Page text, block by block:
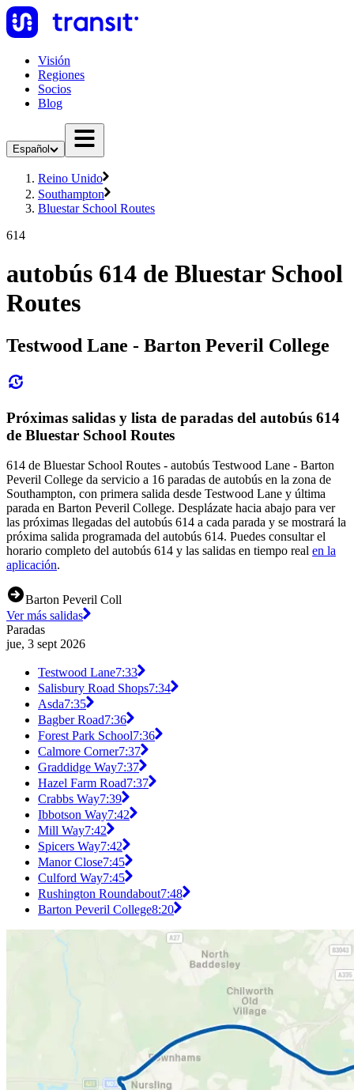
Visión
Regiones
Socios
Blog
Español
Reino Unido
Southampton
Bluestar School Routes
614
autobús 614 de Bluestar School
Routes
Testwood Lane - Barton Peveril College
Próximas salidas y lista de paradas del autobús 614
de Bluestar School Routes
614 de Bluestar School Routes - autobús Testwood Lane - Barton
Peveril College da servicio a 16 paradas de autobús en la zona de
Southampton, con primera salida desde Testwood Lane y última
parada en Barton Peveril College. Desplázate hacia abajo para ver
las próximas llegadas del autobús 614 a cada parada y se mostrará la
próxima salida programada del autobús 614. Puedes consultar el
horario completo del autobús 614 y las salidas en tiempo real en la
aplicación.
Barton Peveril Coll
Ver más salidas
Paradas
jue, 3 sept 2026
Testwood Lane7:33
Salisbury Road Shops7:34
Asda7:35
Bagber Road7:36
Forest Park School7:36
Calmore Corner7:37
Graddidge Way7:37
Hazel Farm Road7:37
Crabbs Way7:39
Ibbotson Way7:42
Mill Way7:42
Spicers Way7:42
Manor Close7:45
Culford Way7:45
Rushington Roundabout7:48
Barton Peveril College8:20